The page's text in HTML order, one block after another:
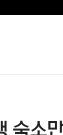
숙소